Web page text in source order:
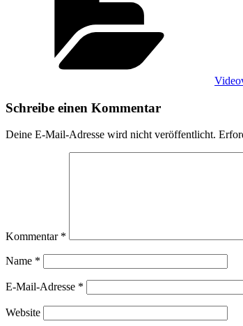
Schreibe einen Kommentar
Deine E-Mail-Adresse wird nicht veröffentlicht.
Kommentar *
Name *
E-Mail-Adresse *
Website